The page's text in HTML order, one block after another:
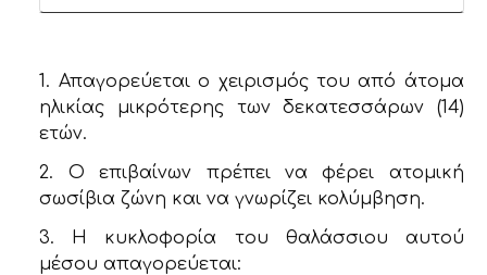
1. Απαγορεύεται ο χειρισμός του από άτομα
ηλικίας μικρότερης των δεκατεσσάρων (14)
ετών.
2. Ο επιβαίνων πρέπει να φέρει ατομική
σωσίβια ζώνη και να γνωρίζει κολύμβηση.
3. Η κυκλοφορία του θαλάσσιου αυτού
μέσου απαγορεύεται: